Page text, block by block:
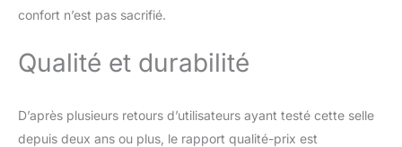
confort n’est pas sacrifié.
Qualité et durabilité
D’après plusieurs retours d’utilisateurs ayant testé cette selle
depuis deux ans ou plus, le rapport qualité-prix est